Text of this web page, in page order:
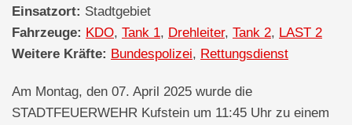
Einsatzort: Stadtgebiet
Fahrzeuge: KDO, Tank 1, Drehleiter, Tank 2, LAST 2
Weitere Kräfte: Bundespolizei, Rettungsdienst
Am Montag, den 07. April 2025 wurde die
STADTFEUERWEHR Kufstein um 11:45 Uhr zu einem